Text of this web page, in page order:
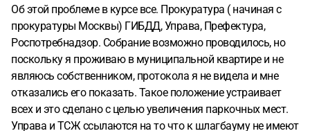
Об этой проблеме в курсе все. Прокуратура ( начиная с
прокуратуры Москвы) ГИБДД, Управа, Префектура,
Роспотребнадзор. Собрание возможно проводилось, но
поскольку я проживаю в муниципальной квартире и не
являюсь собственником, протокола я не видела и мне
отказались его показать. Такое положение устраивает
всех и это сделано с целью увеличения паркочных мест.
Управа и ТСЖ ссылаются на то что к шлагбауму не имеют